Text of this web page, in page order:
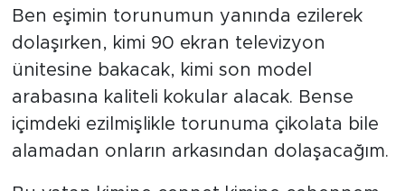
Ben eşimin torunumun yanında ezilerek
dolaşırken, kimi 90 ekran televizyon
ünitesine bakacak, kimi son model
arabasına kaliteli kokular alacak. Bense
içimdeki ezilmişlikle torunuma çikolata bile
alamadan onların arkasından dolaşacağım.